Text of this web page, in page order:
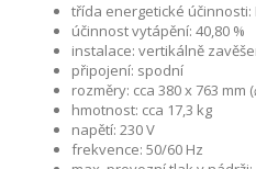
třída energetické účinnosti:
účinnost vytápění: 40,80 %
instalace: vertikálně
připojení: spodní
rozměry: cca 380 x 763 mm
hmotnost: cca 17,3 kg
napětí: 230 V
frekvence: 50/60 Hz